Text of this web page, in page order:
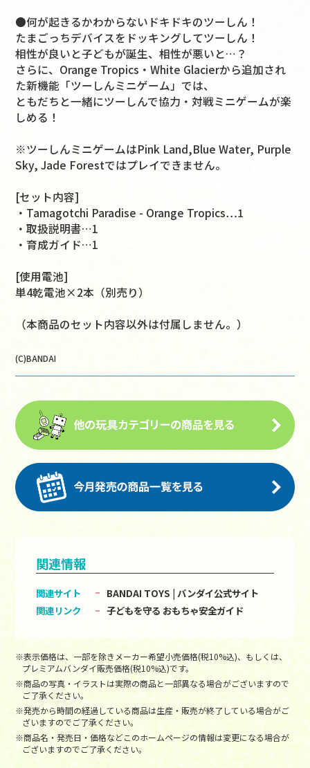
●何が起きるかわからないドキドキのツーしん！
たまごっちデバイスをドッキングしてツーしん！
相性が良いと子どもが誕生、相性が悪いと…？
さらに、Orange Tropics・White Glacierから追加され
た新機能「ツーしんミニゲーム」では、
ともだちと一緒にツーしんで協力・対戦ミニゲームが楽
しめる！
※ツーしんミニゲームはPink Land,Blue Water, Purple
Sky, Jade Forestではプレイできません。
[セット内容]
・Tamagotchi Paradise - Orange Tropics…1
・取扱説明書…1
・育成ガイド…1
[使用電池]
単4乾電池×2本（別売り）
（本商品のセット内容以外は付属しません。）
(C)BANDAI
関連情報
関連サイト
BANDAI TOYS | バンダイ公式サイト
関連リンク
子どもを守る おもちゃ安全ガイド
※表示価格は、一部を除きメーカー希望小売価格(税10%込)、もしくは、
プレミアムバンダイ販売価格(税10%込)です。
※商品の写真・イラストは実際の商品と一部異なる場合がございますので
ご了承ください。
※発売から時間の経過している商品は生産・販売が終了している場合がご
ざいますのでご了承ください。
※商品名・発売日・価格などこのホームページの情報は変更になる場合が
ございますのでご了承ください。